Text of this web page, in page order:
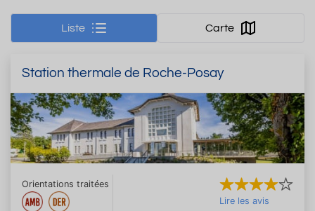
Liste Carte
Station thermale de Roche-Posay
Orientations traitées
Lire les avis